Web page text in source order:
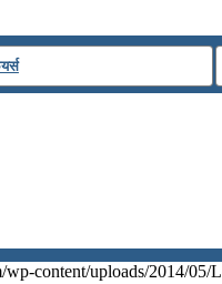
wp-content/uploads/2014/05/